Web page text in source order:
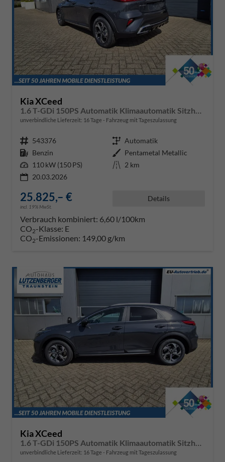
Kia XCeed
1.6 T-GDi 150PS Automatik Klimaautomatik Sitzheizung Lenkradheizung Navi PDC Rückf.Kamera abged.Scheiben Apple CarPlay Android Auto
unverbindliche Lieferzeit: 16 Tage Fahrzeug mit Tageszulassung
Fahrzeugnr. 543376 Getriebe Automatik
Kraftstoff Benzin Außenfarbe Pentametal Metallic
Leistung 110 kW (150 PS) Kilometerstand 2 km
20.03.2026
25.825,– €
incl. 19% MwSt.
Details
Verbrauch kombiniert: 6,60 l/100km
CO2-Klasse: E
CO2-Emissionen: 149,00 g/km
Kia XCeed
1.6 T-GDi 150PS Automatik Klimaautomatik Sitzheizung Lenkradheizung Navi PDC Rückf.Kamera abged.Scheiben Apple CarPlay Android Auto
unverbindliche Lieferzeit: 16 Tage Fahrzeug mit Tageszulassung